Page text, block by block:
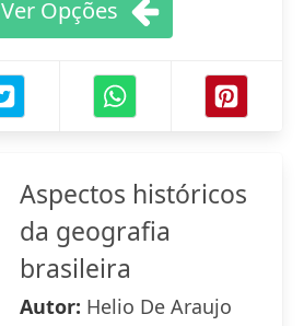
Ver Opções
Aspectos históricos
da geografia
brasileira
Autor: Helio De Araujo